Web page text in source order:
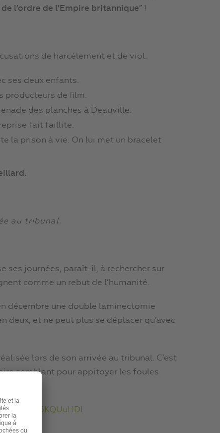
l’ordre de l’Empire britannique” !
de harcèlement et de viol.
ses deux enfants.
producteurs de film.
des planches à Deauville.
fait faillite.
la prison à vie. On lui met un bracelet
au tribunal.
ses journées, paraît-il, à rechercher sur
comme un rebut de l’humanité.
décembre une double laminectomie
deux, et ne peut plus se déplacer qu’avec
lors de son arrivée au tribunal. C’est
semblant pour appitoyer les foules